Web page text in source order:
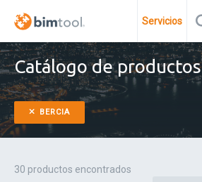
Servicios
Catálogo de productos
BERCIA
30 productos encontrados